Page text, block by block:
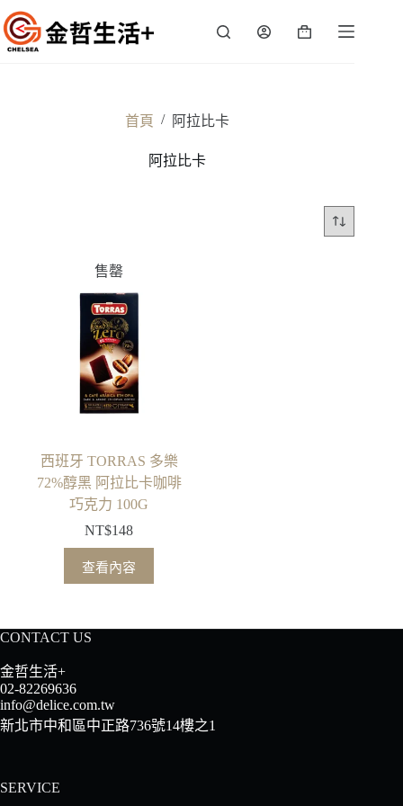
跳
至
主
購
首頁 / 阿拉比卡
阿拉比卡
售罄
西班牙 TORRAS 多樂
72%醇黑 阿拉比卡咖啡
巧克力 100G
NT$148
查看內容
CONTACT US
金哲生活+
02-82269636
info@delice.com.tw
新北市中和區中正路736號14樓之1
SERVICE